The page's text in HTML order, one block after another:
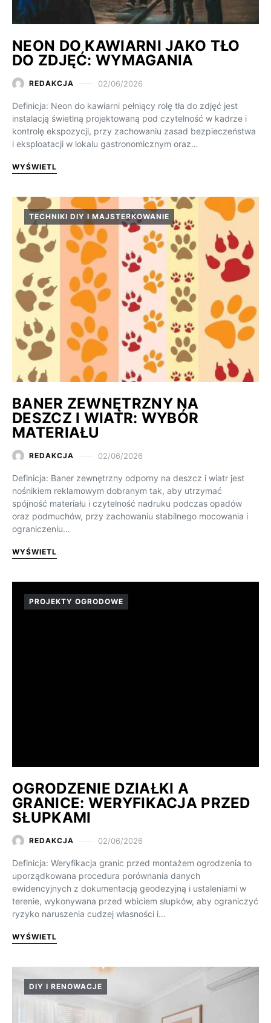
NEON DO KAWIARNI JAKO TŁO
DO ZDJĘĆ: WYMAGANIA
REDAKCJA 02/06/2026
Definicja: Neon do kawiarni pełniący rolę tła do zdjęć jest
instalacją świetlną projektowaną pod czytelność w kadrze i
kontrolę ekspozycji, przy zachowaniu zasad bezpieczeństwa
i eksploatacji w lokalu gastronomicznym oraz…
WYŚWIETL
TECHNIKI DIY I MAJSTERKOWANIE
BANER ZEWNĘTRZNY NA
DESZCZ I WIATR: WYBÓR
MATERIAŁU
REDAKCJA 02/06/2026
Definicja: Baner zewnętrzny odporny na deszcz i wiatr jest
nośnikiem reklamowym dobranym tak, aby utrzymać
spójność materiału i czytelność nadruku podczas opadów
oraz podmuchów, przy zachowaniu stabilnego mocowania i
ograniczeniu…
WYŚWIETL
PROJEKTY OGRODOWE
OGRODZENIE DZIAŁKI A
GRANICE: WERYFIKACJA PRZED
SŁUPKAMI
REDAKCJA 02/06/2026
Definicja: Weryfikacja granic przed montażem ogrodzenia to
uporządkowana procedura porównania danych
ewidencyjnych z dokumentacją geodezyjną i ustaleniami w
terenie, wykonywana przed wbiciem słupków, aby ograniczyć
ryzyko naruszenia cudzej własności i…
WYŚWIETL
DIY I RENOWACJE